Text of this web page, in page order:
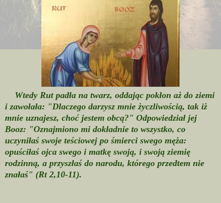
Wtedy Rut padła na twarz, oddając pokłon aż do ziemi
i zawołała: "Dlaczego darzysz mnie życzliwością, tak iż
mnie uznajesz, choć jestem obcą?" Odpowiedział jej
Booz: "Oznajmiono mi dokładnie to wszystko, co
uczyniłaś swoje teściowej po śmierci swego męża:
opuściłaś ojca swego i matkę swoją, i swoją ziemię
rodzinną, a przyszłaś do narodu, którego przedtem nie
znałaś" (Rt 2,10-11).